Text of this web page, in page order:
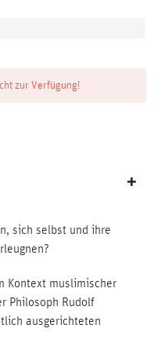
zur Verfügung!
sich selbst und ihre
Kontext muslimischer
Philosoph Rudolf
ausgerichteten